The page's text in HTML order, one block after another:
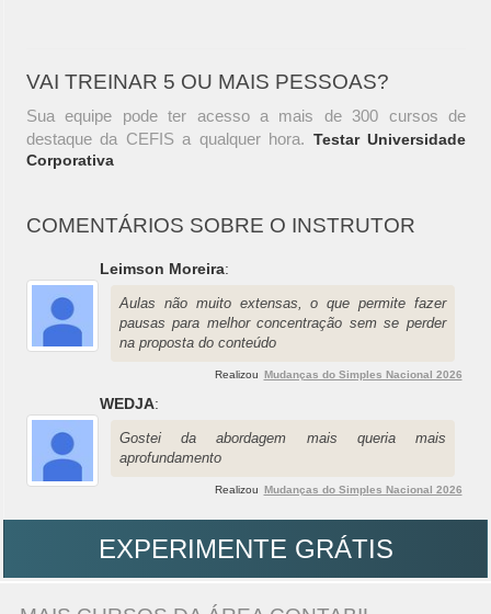
VAI TREINAR 5 OU MAIS PESSOAS?
Sua equipe pode ter acesso a mais de 300 cursos de
destaque da CEFIS a qualquer hora. Testar Universidade
Corporativa
COMENTÁRIOS SOBRE O INSTRUTOR
Leimson Moreira:
Aulas não muito extensas, o que permite fazer
pausas para melhor concentração sem se perder
na proposta do conteúdo
Realizou Mudanças do Simples Nacional 2026
WEDJA:
Gostei da abordagem mais queria mais
aprofundamento
Realizou Mudanças do Simples Nacional 2026
EXPERIMENTE GRÁTIS